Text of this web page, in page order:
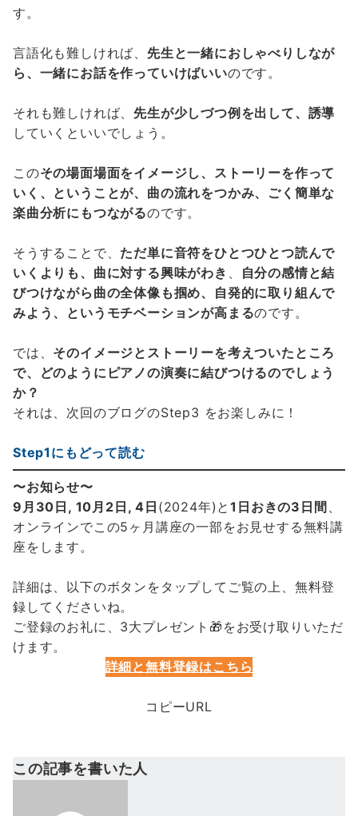
す。
言語化も難しければ、 先生と一緒におしゃべりしなが
ら、一緒にお話を作っていけばいいのです。
それも難しければ、 先生が少しづつ例を出して、誘導
していくといいでしょう。
このその場面場面をイメージし、ストーリーを作って
いく、ということが、曲の流れをつかみ、ごく簡単な
楽曲分析にもつながるのです。
そうすることで、 ただ単に音符をひとつひとつ読んで
いくよりも、曲に対する興味がわき 、
自分の感情と結
びつけながら曲の全体像も掴め、自発的に取り組んで
みよう、というモチベーションが高まるのです。
では、 そのイメージとストーリーを考えついたところ
で、どのようにピアノの演奏に結びつけるのでしょう
か？
それは、次回のブログのStep3 をお楽しみに！
Step1にもどって読む
〜お知らせ〜
9月30日, 10月2日, 4日 (2024年)と1日おきの3日間 、
オンラインでこの5ヶ月講座の一部をお見せする無料講
座をします。
詳細は、以下のボタンをタップしてご覧の上、無料登
録してくださいね。
ご登録のお礼に、3大プレゼント🎁をお受け取りいただ
けます。
詳細と無料登録はこちら
コピーURL
この記事を書いた人